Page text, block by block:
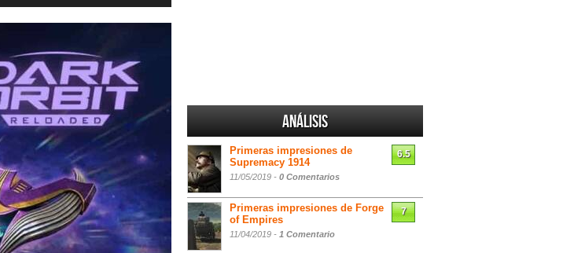
Análisis
Primeras impresiones de
Supremacy 1914
11/05/2019 - 0 Comentarios
6.5
Primeras impresiones de Forge
of Empires
11/04/2019 - 1 Comentario
7